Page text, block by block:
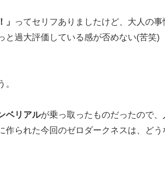
ってセリフありましたけど、大人の事
と過大評価している感が否めない(苦笑)
。
ベリアルが乗っ取ったものだったので、
られた今回のゼロダークネスは、どう